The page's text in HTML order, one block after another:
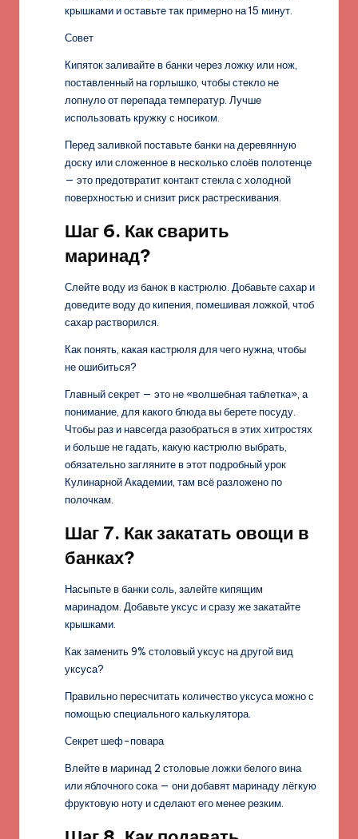
крышками и оставьте так примерно на 15 минут.
Совет
Кипяток заливайте в банки через ложку или нож,
поставленный на горлышко, чтобы стекло не
лопнуло от перепада температур. Лучше
использовать кружку с носиком.
Перед заливкой поставьте банки на деревянную
доску или сложенное в несколько слоёв полотенце
— это предотвратит контакт стекла с холодной
поверхностью и снизит риск растрескивания.
Шаг 6. Как сварить
маринад?
Слейте воду из банок в кастрюлю. Добавьте сахар и
доведите воду до кипения, помешивая ложкой, чтоб
сахар растворился.
Как понять, какая кастрюля для чего нужна, чтобы
не ошибиться?
Главный секрет — это не «волшебная таблетка», а
понимание, для какого блюда вы берете посуду.
Чтобы раз и навсегда разобраться в этих хитростях
и больше не гадать, какую кастрюлю выбрать,
обязательно загляните в этот подробный урок
Кулинарной Академии, там всё разложено по
полочкам.
Шаг 7. Как закатать овощи в
банках?
Насыпьте в банки соль, залейте кипящим
маринадом. Добавьте уксус и сразу же закатайте
крышками.
Как заменить 9% столовый уксус на другой вид
уксуса?
Правильно пересчитать количество уксуса можно с
помощью специального калькулятора.
Секрет шеф-повара
Влейте в маринад 2 столовые ложки белого вина
или яблочного сока — они добавят маринаду лёгкую
фруктовую ноту и сделают его менее резким.